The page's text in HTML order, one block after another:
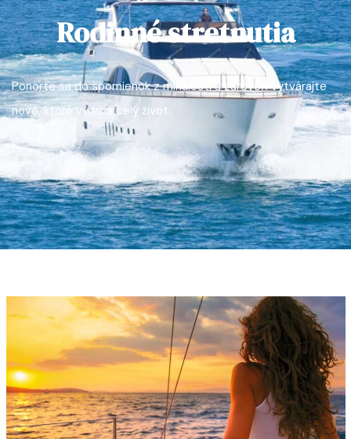
Rodinné stretnutia
Ponorte sa do spomienok z minulosti a zároveň vytvárajte
nové, ktoré vydržia celý život.